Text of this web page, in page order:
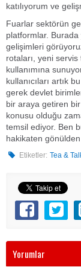
katılıyorum ve
Fuarlar sektörün
platformlar.
gelişimleri
rotaları, yeni
kullanımına
kullanıcıları artık
gerek devlet
bir araya getiren
konusu olduğu
temsil ediyor. Ben
hakikaten
Etiketler: Tea &
Yorumlar